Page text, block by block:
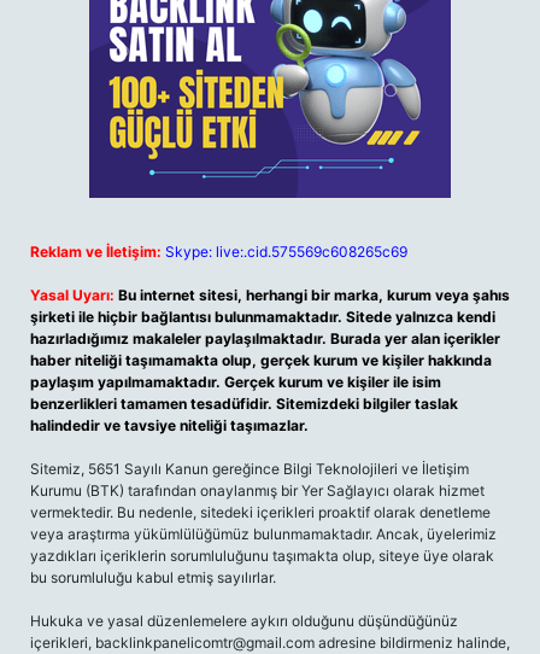
Reklam ve İletişim: Skype: live:.cid.575569c608265c69
Yasal Uyarı: Bu internet sitesi, herhangi bir marka, kurum veya şahıs
şirketi ile hiçbir bağlantısı bulunmamaktadır. Sitede yalnızca kendi
hazırladığımız makaleler paylaşılmaktadır. Burada yer alan içerikler
haber niteliği taşımamakta olup, gerçek kurum ve kişiler hakkında
paylaşım yapılmamaktadır. Gerçek kurum ve kişiler ile isim
benzerlikleri tamamen tesadüfidir. Sitemizdeki bilgiler taslak
halindedir ve tavsiye niteliği taşımazlar.
Sitemiz, 5651 Sayılı Kanun gereğince Bilgi Teknolojileri ve İletişim
Kurumu (BTK) tarafından onaylanmış bir Yer Sağlayıcı olarak hizmet
vermektedir. Bu nedenle, sitedeki içerikleri proaktif olarak denetleme
veya araştırma yükümlülüğümüz bulunmamaktadır. Ancak, üyelerimiz
yazdıkları içeriklerin sorumluluğunu taşımakta olup, siteye üye olarak
bu sorumluluğu kabul etmiş sayılırlar.
Hukuka ve yasal düzenlemelere aykırı olduğunu düşündüğünüz
içerikleri, backlinkpanelicomtr@gmail.com adresine bildirmeniz halinde,